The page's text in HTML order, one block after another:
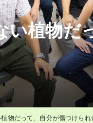
い植物だ
物だって、自分が傷つけら